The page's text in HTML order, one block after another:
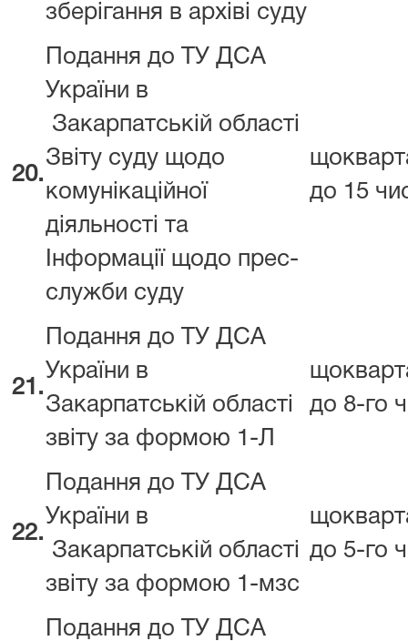
зберігання в архіві суду
20.
Подання до ТУ ДСА
України в
Закарпатській області
Звіту суду щодо
комунікаційної
діяльності та
Інформації щодо прес-
служби суду
до 15
21.
Подання до ТУ ДСА
України в
Закарпатській області
звіту за формою 1-Л
до 8-го
22.
Подання до ТУ ДСА
України в
Закарпатській області
звіту за формою 1-мзс
до 5-го
Подання до ТУ ДСА